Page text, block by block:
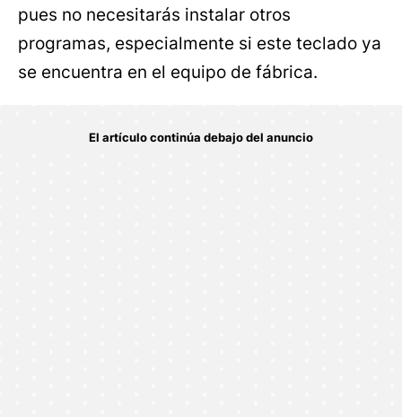
pues no necesitarás instalar otros
programas, especialmente si este teclado ya
se encuentra en el equipo de fábrica.